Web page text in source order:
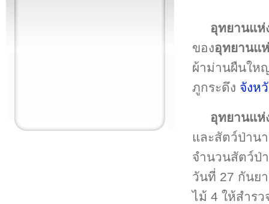
อุทยานแห่
ของอุทยานแ
ผ้าม่านผืนให
ภูกระดึง จังห
อุทยานแห่
และสัตว์ป่าน
จำนวนสัตว์ป่
วันที่ 27 กันย
ไม้ 4 ให้สำร